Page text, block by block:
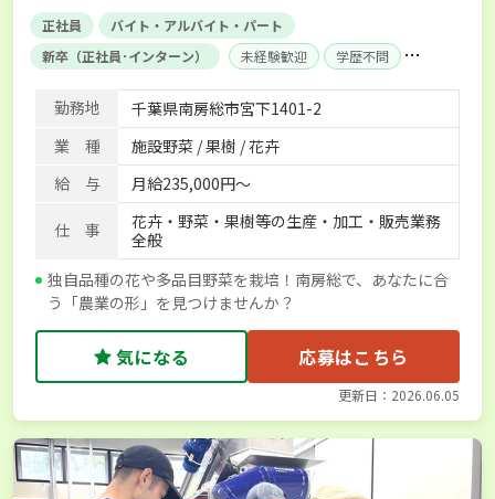
正社員
バイト・アルバイト・パート
新卒（正社員･インターン）
未経験歓迎
学歴不問
賞与実績あり 経験者優遇
独立支援可能
社会保険完備
単身寮あり
勤務地
千葉県南房総市宮下1401-2
業 種
施設野菜 / 果樹 / 花卉
給 与
月給235,000円～
仕 事
花卉・野菜・果樹等の生産・加工・販売業務
全般
独自品種の花や多品目野菜を栽培！南房総で、あなたに合
う「農業の形」を見つけませんか？
気になる 応募はこちら
更新日：2026.06.05